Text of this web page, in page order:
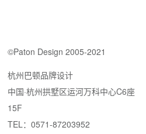
©Paton Design 2005-2021
杭州巴顿品牌设计
中国·杭州拱墅区运河万科中心C6座
15F
TEL：0571-87203952